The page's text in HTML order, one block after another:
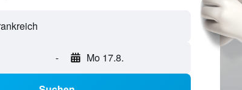
- Mo 17.8.